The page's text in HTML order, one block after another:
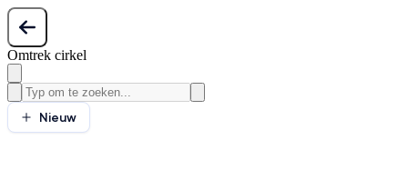
Omtrek cirkel
Nieuw